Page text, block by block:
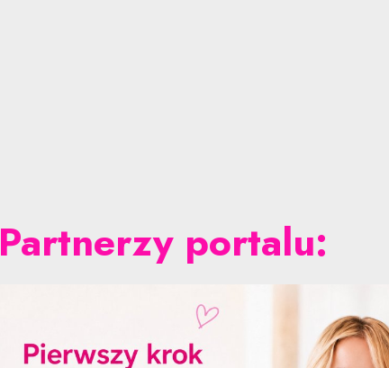
Partnerzy portalu: